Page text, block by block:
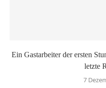
Ein Gastarbeiter der ersten
letzte
7